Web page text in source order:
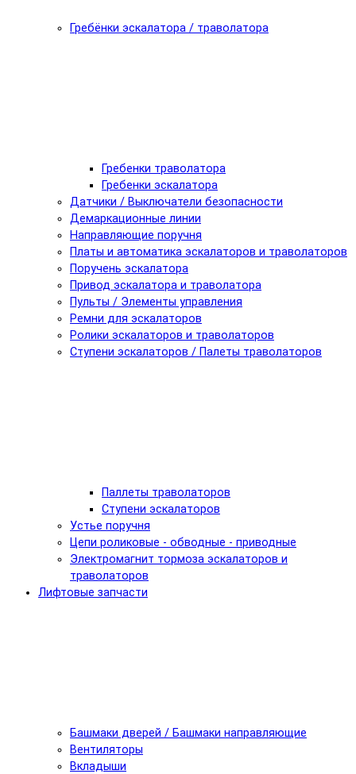
Гребёнки эскалатора / траволатора
Гребенки траволатора
Гребенки эскалатора
Датчики / Выключатели безопасности
Демаркационные линии
Направляющие поручня
Платы и автоматика эскалаторов и траволаторов
Поручень эскалатора
Привод эскалатора и траволатора
Пульты / Элементы управления
Ремни для эскалаторов
Ролики эскалаторов и траволаторов
Ступени эскалаторов / Палеты траволаторов
Паллеты траволаторов
Ступени эскалаторов
Устье поручня
Цепи роликовые - обводные - приводные
Электромагнит тормоза эскалаторов и
траволаторов
Лифтовые запчасти
Башмаки дверей / Башмаки направляющие
Вентиляторы
Вкладыши